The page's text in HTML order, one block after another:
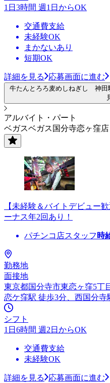
1日3時間 週1日からOK
交通費支給
未経験OK
まかないあり
短期OK
詳細を見る 応募画面に進む
牛たんとろろ麦めしねぎし 神田
アルバイト・パート
ベガスベガス国分寺恋ヶ窪店
【未経験＆バイトデビュー
ーナス年2回あり！
パチンコ店スタッフ 時
勤務地
面接地
東京都国分寺市東恋ヶ窪5丁
恋ケ窪駅 徒歩3分、西国分寺
シフト
1日6時間 週2日からOK
交通費支給
未経験OK
詳細を見る
応募画面に進む